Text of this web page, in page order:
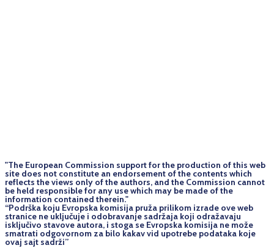
"The European Commission support for the production of this web
site does not constitute an endorsement of the contents which
reflects the views only of the authors, and the Commission cannot
be held responsi­ble for any use which may be made of the
information contained therein."
“Podrška koju Evropska komisija pruža prilikom izrade ove web
stranice ne uključuje i odobravanje sadržaja koji odražavaju
isključivo stavove autora, i stoga se Evropska komisija ne može
smatrati odgovornom za bilo kakav vid upotrebe podataka koje
ovaj sajt sadrži”